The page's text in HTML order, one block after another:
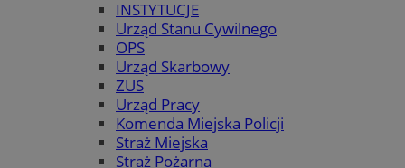
INSTYTUCJE
Urząd Stanu Cywilnego
OPS
Urząd Skarbowy
ZUS
Urząd Pracy
Komenda Miejska Policji
Straż Miejska
Straż Pożarna